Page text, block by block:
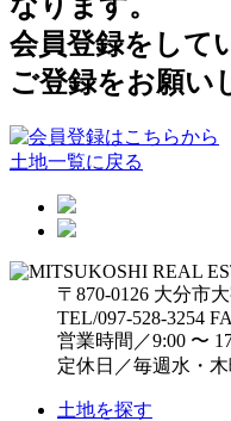
会員登録をして
ご登録をお願い
土地一覧に戻る
〒870-0126 大分市
TEL/097-528-3254
営業時間／9:00 〜
定休日／毎週水・
土地を探す